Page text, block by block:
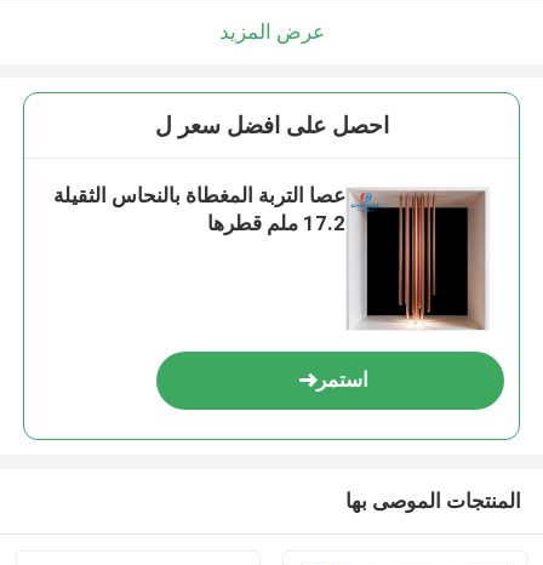
عرض المزيد
احصل على افضل سعر ل
عصا التربة المغطاة بالنحاس الثقيلة
17.2 ملم قطرها
استمر
المنتجات الموصى بها